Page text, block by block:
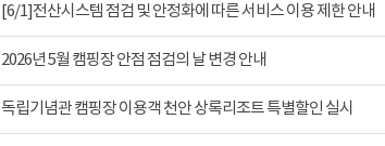
[6/1]전산시스템 점검 및 안정화에 따른 서비스 이용 제한 안내
2026년 5월 캠핑장 안점 점검의 날 변경 안내
독립기념관 캠핑장 이용객 천안 상록리조트 특별할인 실시